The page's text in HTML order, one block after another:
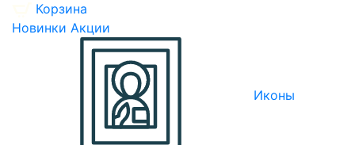
Корзина
Новинки Акции
Иконы